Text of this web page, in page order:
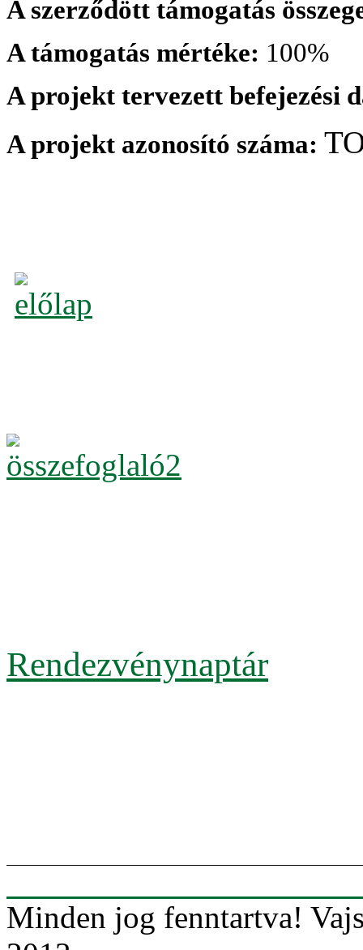
A szerződött támogatás
A támogatás mértéke: 100%
A projekt tervezett befejezési
A projekt azonosító száma:
Rendezvénynaptár
Minden jog fenntartva!